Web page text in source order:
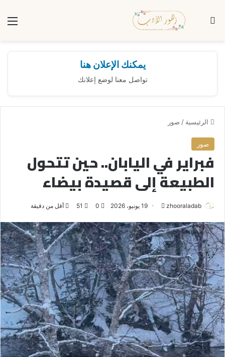
بحث عن
يمكنك الإعلان هنا
تواصل معنا لوضع إعلانك
الرئيسية / صور
صور
فبراير في اليابان.. حين تتحول
الطبيعة إلى قصيدة بيضاء
zhooraladab
س
ل
ب
ر
ي
د
ا
إ
ل
ك
ت
19 يونيو، 2026 0
51 أقل من دقيقة